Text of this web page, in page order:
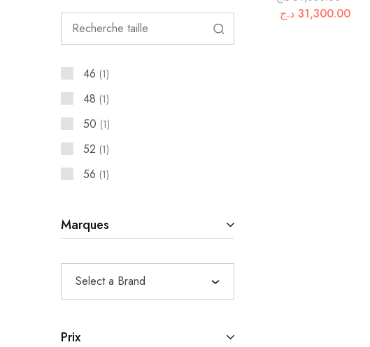
31,300.00 د.ج
46 1
48 1
50 1
52 1
56 1
Marques
Select a Brand
Prix